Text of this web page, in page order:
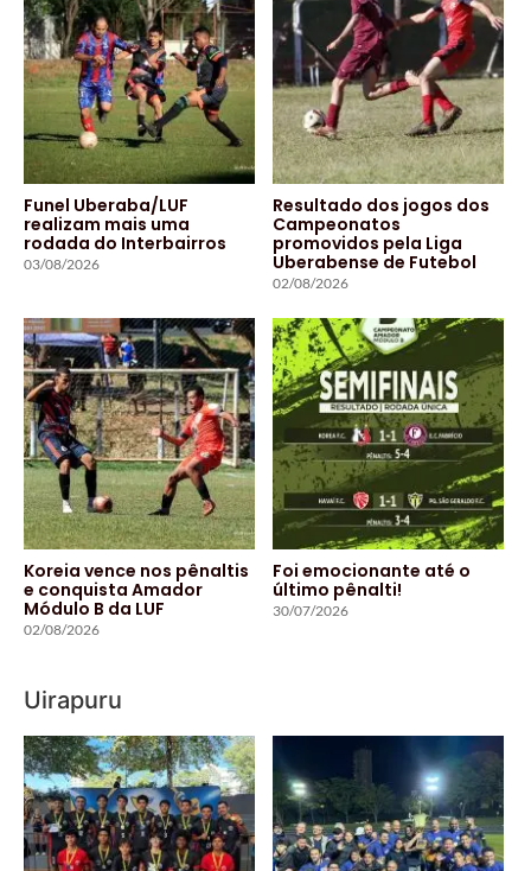
Funel Uberaba/LUF
realizam mais uma
rodada do Interbairros
03/08/2026
Resultado dos jogos dos
Campeonatos
promovidos pela Liga
Uberabense de Futebol
02/08/2026
Koreia vence nos pênaltis
e conquista Amador
Módulo B da LUF
02/08/2026
Foi emocionante até o
último pênalti!
30/07/2026
Uirapuru